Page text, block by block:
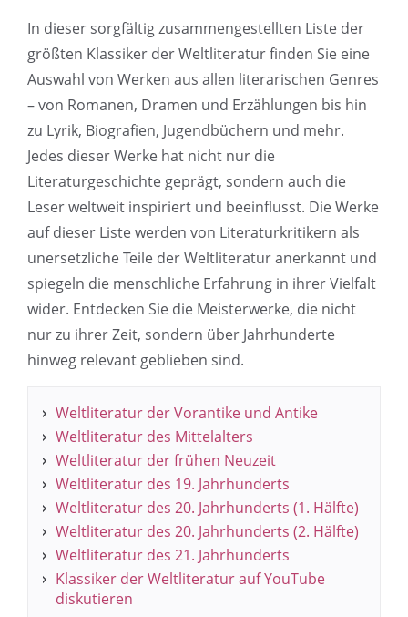
In dieser sorgfältig zusammengestellten Liste der
größten Klassiker der Weltliteratur finden Sie eine
Auswahl von Werken aus allen literarischen Genres
– von Romanen, Dramen und Erzählungen bis hin
zu Lyrik, Biografien, Jugendbüchern und mehr.
Jedes dieser Werke hat nicht nur die
Literaturgeschichte geprägt, sondern auch die
Leser weltweit inspiriert und beeinflusst. Die Werke
auf dieser Liste werden von Literaturkritikern als
unersetzliche Teile der Weltliteratur anerkannt und
spiegeln die menschliche Erfahrung in ihrer Vielfalt
wider. Entdecken Sie die Meisterwerke, die nicht
nur zu ihrer Zeit, sondern über Jahrhunderte
hinweg relevant geblieben sind.
Weltliteratur der Vorantike und Antike
Weltliteratur des Mittelalters
Weltliteratur der frühen Neuzeit
Weltliteratur des 19. Jahrhunderts
Weltliteratur des 20. Jahrhunderts (1. Hälfte)
Weltliteratur des 20. Jahrhunderts (2. Hälfte)
Weltliteratur des 21. Jahrhunderts
Klassiker der Weltliteratur auf YouTube
diskutieren